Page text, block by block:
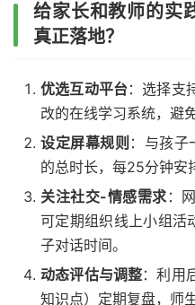
给家长和教师的实
真正落地？
优选互动平台：选择支
改的在线学习系统，避
设定屏幕规则 ：与孩子
的总时长，每25分钟安
关注社交-情感需求 ：
可定期组织线上小组活
子对话时间。
动态评估与调整：利用
知识点）定期复盘，师